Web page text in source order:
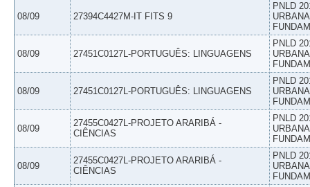
08/09 27394C4427M-IT FITS 9
PNLD
08/09 27451C0127L-PORTUGUÊS: LINGUAGENS
PNLD
08/09 27451C0127L-PORTUGUÊS: LINGUAGENS
PNLD
08/09
27455C0427L-PROJETO ARARIBÁ -
CIÊNCIAS
PNLD
08/09
27455C0427L-PROJETO ARARIBÁ -
CIÊNCIAS
PNLD